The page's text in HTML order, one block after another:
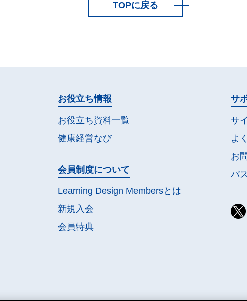
TOPに戻る
お役立ち情報
お役立ち資料一覧
健康経営なび
会員制度について
Learning Design Membersとは
新規入会
会員特典
サ
サ
よ
お
パ